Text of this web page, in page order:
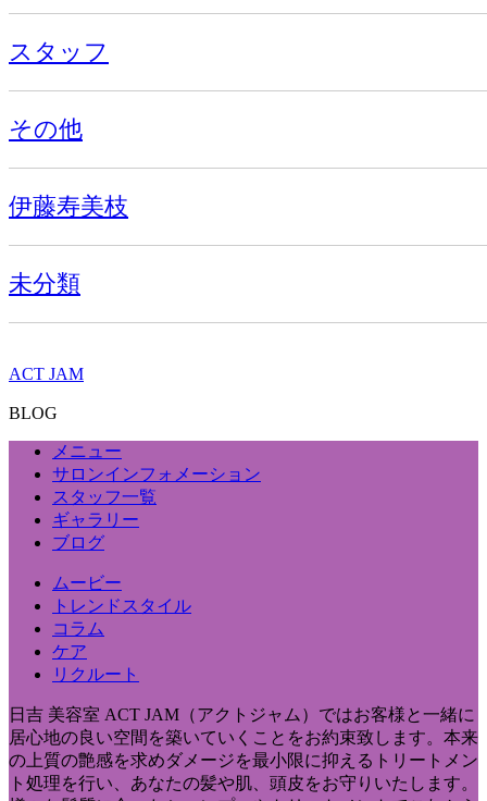
スタッフ
その他
伊藤寿美枝
未分類
ACT JAM
BLOG
メニュー
サロンインフォメーション
スタッフ一覧
ギャラリー
ブログ
ムービー
トレンドスタイル
コラム
ケア
リクルート
日吉 美容室 ACT JAM（アクトジャム）ではお客様と一緒に
居心地の良い空間を築いていくことをお約束致します。本来
の上質の艶感を求めダメージを最小限に抑えるトリートメン
ト処理を行い、あなたの髪や肌、頭皮をお守りいたします。